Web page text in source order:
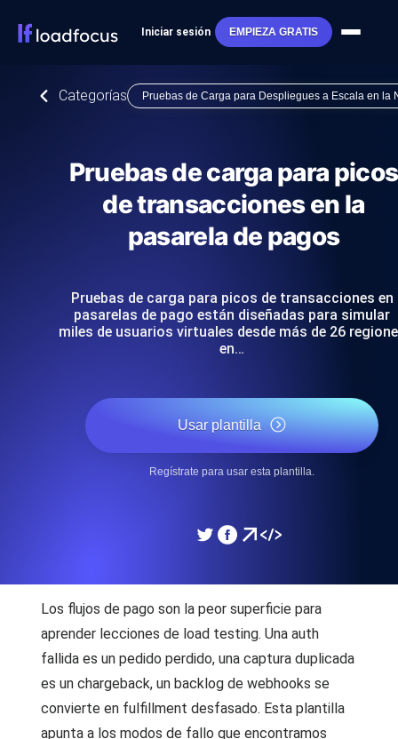
Iniciar sesión EMPIEZA GRATIS
Categorías Pruebas de Carga para Despliegues a Escala en la
Pruebas de carga para picos
de transacciones en la
pasarela de pagos
Pruebas de carga para picos de transacciones en
pasarelas de pago están diseñadas para simular
miles de usuarios virtuales desde más de 26
en…
Usar plantilla
Regístrate para usar esta plantilla.
Los flujos de pago son la peor superficie para
aprender lecciones de load testing. Una auth
fallida es un pedido perdido, una captura duplicada
es un chargeback, un backlog de webhooks se
convierte en fulfillment desfasado. Esta plantilla
apunta a los modos de fallo que encontramos